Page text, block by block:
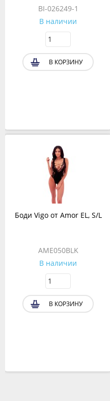
BI-026249-1
В наличии
В КОРЗИНУ
Боди Vigo от Amor EL, S/L
AME050BLK
В наличии
В КОРЗИНУ